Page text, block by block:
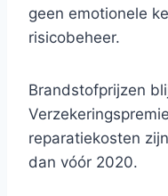
geen emotionele
risicobeheer.
Brandstofprijzen
reparatiekosten
dan vóór 2020.